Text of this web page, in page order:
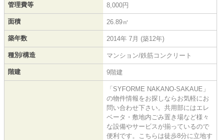
管理費等 8,000円
面積 26.89㎡
築年数 2014年 7月 (築12年)
種別/構造 マンション/鉄筋コンクリート
階建 9階建
「SYFORME NAKANO-SAKAUE」
の物件情報をお探しならお気軽にお
問い合わせ下さい。共用部にはエレ
ベータ・敷地内ごみ置き場など様々
な設備やサービスが揃っているので
便利です。こちらは徒歩8分に立地す